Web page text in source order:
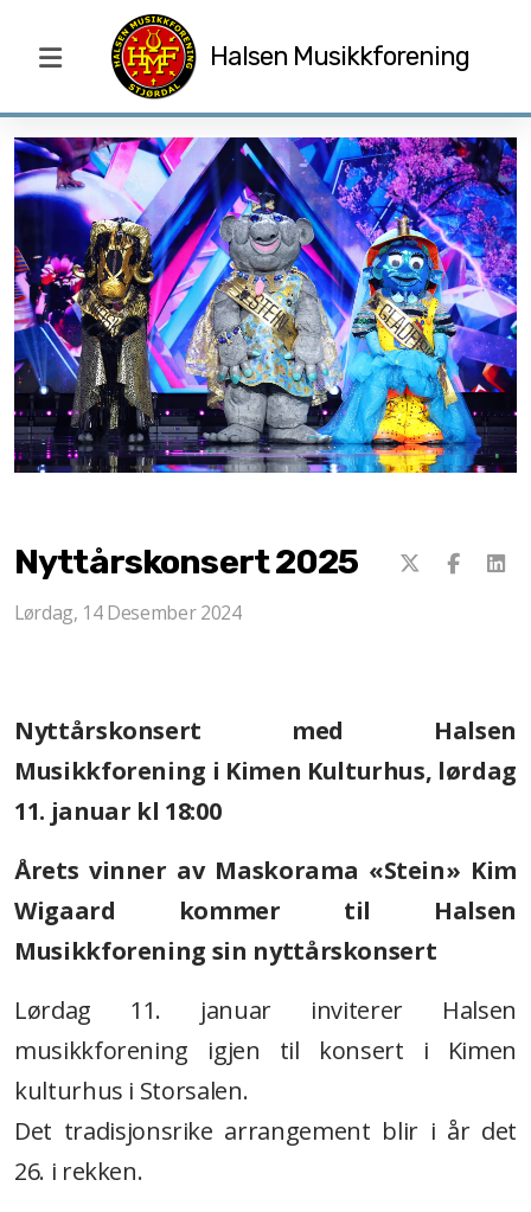
Halsen Musikkforening
Blogg Nyttårskonsert 2025
Nyttårskonsert 2025
Lørdag, 14 Desember 2024
Nyttårskonsert med Halsen
Musikkforening i Kimen Kulturhus, lørdag
11. januar kl 18:00
Årets vinner av Maskorama «Stein» Kim
Wigaard kommer til Halsen
Musikkforening sin nyttårskonsert
Lørdag 11. januar inviterer Halsen
musikkforening igjen til konsert i Kimen
kulturhus i Storsalen.
Det tradisjonsrike arrangement blir i år det
26. i rekken.
Dirigent
Styret
Talentpris